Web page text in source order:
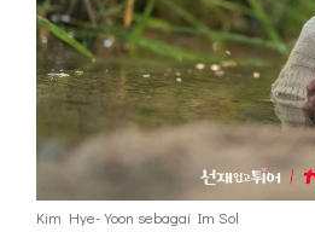
Kim Hye-Yoon sebagai Im Sol